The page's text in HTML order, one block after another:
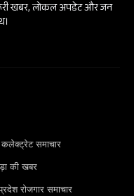
खबर, लोकल अपडेट और जन
कलेक्ट्रेट समाचार
की खबर
रोजगार समाचार